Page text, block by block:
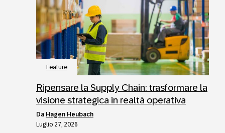
Feature
Ripensare la Supply Chain: trasformare la
visione strategica in realtà operativa
da Hagen Heubach
Luglio 27, 2026